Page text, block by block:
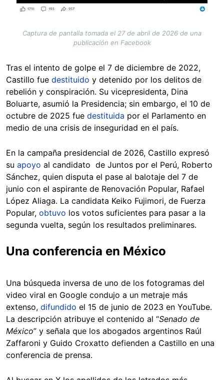
Captura de pantalla tomada el 27 de abril de 2026 de una
publicación en Facebook
Tras el intento de golpe el 7 de diciembre de 2022,
Castillo fue destituido y detenido por los delitos de
rebelión y conspiración. Su vicepresidenta, Dina
Boluarte, asumió la Presidencia; sin embargo, el 10 de
octubre de 2025 fue destituida por el Parlamento en
medio de una crisis de inseguridad en el país.
En la campaña presidencial de 2026, Castillo expresó
su apoyo al candidato de Juntos por el Perú, Roberto
Sánchez, quien disputa el pase al balotaje del 7 de
junio con el aspirante de Renovación Popular, Rafael
López Aliaga. La candidata Keiko Fujimori, de Fuerza
Popular, obtuvo los votos suficientes para pasar a la
segunda vuelta, según los resultados preliminares.
Una conferencia en México
Una búsqueda inversa de uno de los fotogramas del
video viral en Google condujo a un metraje más
extenso, difundido el 15 de junio de 2023 en YouTube.
La descripción atribuye el contenido al “Senado de
México” y señala que los abogados argentinos Raúl
Zaffaroni y Guido Croxatto defienden a Castillo en una
conferencia de prensa.